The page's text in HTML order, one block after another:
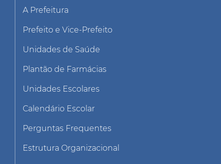
A Prefeitura
Prefeito e Vice-Prefeito
Unidades de Saúde
Plantão de Farmácias
Unidades Escolares
Calendário Escolar
Perguntas Frequentes
Estrutura Organizacional